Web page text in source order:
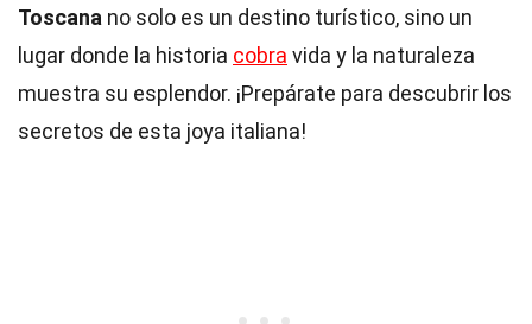
Toscana no solo es un destino turístico, sino un
lugar donde la historia cobra vida y la naturaleza
muestra su esplendor. ¡Prepárate para descubrir los
secretos de esta joya italiana!